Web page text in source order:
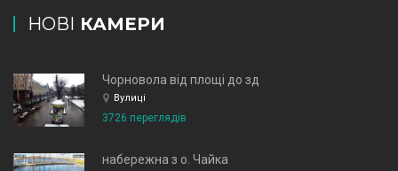
НОВІ КАМЕРИ
Чорновола від площі до зд
Вулиці
3726 переглядів
набережна з о. Чайка